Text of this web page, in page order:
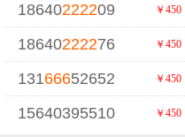
18640222209 ￥450
18640222276 ￥450
13166652652 ￥450
15640395510 ￥450